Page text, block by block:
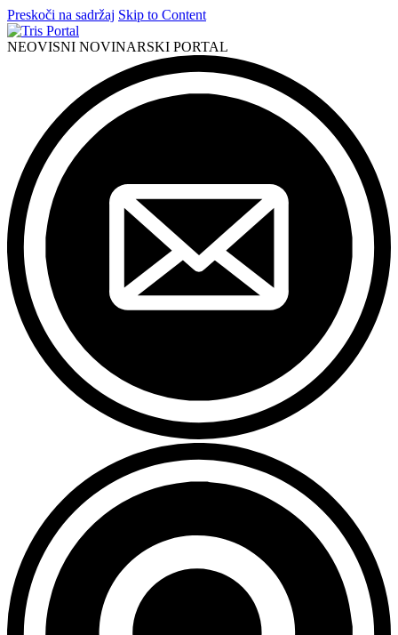
Preskoči na sadržaj Skip to Content
NEOVISNI NOVINARSKI PORTAL